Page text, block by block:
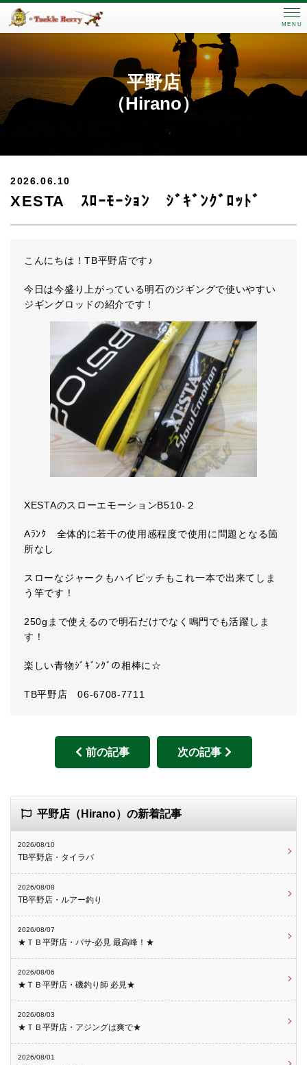
MENU
平野店
（Hirano）
2026.06.10
XESTA ｽﾛｰﾓｰｼｮﾝ ｼﾞｷﾞﾝｸﾞﾛｯﾄﾞ
こんにちは！TB平野店です♪
今日は今盛り上がっている明石のジギングで使いやすい
ジギングロッドの紹介です！
XESTAのスローエモーションB510-２
Aﾗﾝｸ 全体的に若干の使用感程度で使用に問題となる箇
所なし
スローなジャークもハイピッチもこれ一本で出来てしま
う竿です！
250gまで使えるので明石だけでなく鳴門でも活躍しま
す！
楽しい青物ｼﾞｷﾞﾝｸﾞの相棒に☆
TB平野店 06-6708-7711
前の記事 次の記事
平野店（Hirano）の新着記事
2026/08/10
TB平野店・タイラバ
2026/08/08
TB平野店・ルアー釣り
2026/08/07
★ＴＢ平野店・バサ-必見 最高峰！★
2026/08/06
★ＴＢ平野店・磯釣り師 必見★
2026/08/03
★ＴＢ平野店・アジングは爽で★
2026/08/01